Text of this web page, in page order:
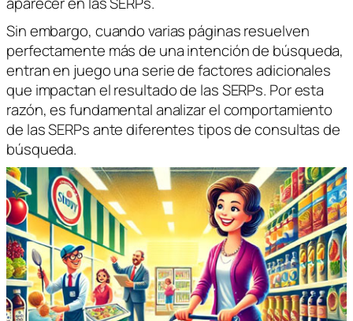
Sin embargo, cuando varias páginas resuelven
perfectamente más de una intención de búsqueda,
entran en juego una serie de factores adicionales
que impactan el resultado de las SERPs. Por esta
razón, es fundamental analizar el comportamiento
de las SERPs ante diferentes tipos de consultas de
búsqueda.